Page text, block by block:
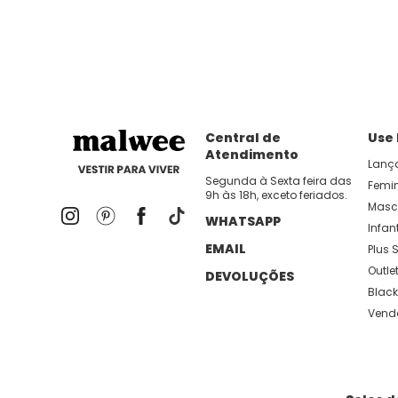
Central de
Atendimento
Segunda à Sexta feira das
9h às 18h, exceto feriados.
WHATSAPP
EMAIL
DEVOLUÇÕES
Plus
Outlet